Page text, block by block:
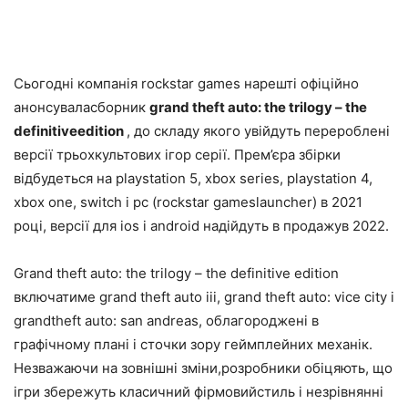
Сьогодні компанія rockstar games нарешті офіційно
анонсуваласборник grand theft auto: the trilogy – the
definitiveedition , до складу якого увійдуть перероблені
версії трьохкультових ігор серії. Прем’єра збірки
відбудеться на playstation 5, xbox series, playstation 4,
xbox one, switch і pc (rockstar gameslauncher) в 2021
році, версії для ios і android надійдуть в продажув 2022.
Grand theft auto: the trilogy – the definitive edition
включатиме grand theft auto iii, grand theft auto: vice city і
grandtheft auto: san andreas, облагороджені в
графічному плані і сточки зору геймплейних механік.
Незважаючи на зовнішні зміни,розробники обіцяють, що
ігри збережуть класичний фірмовийстиль і незрівнянні